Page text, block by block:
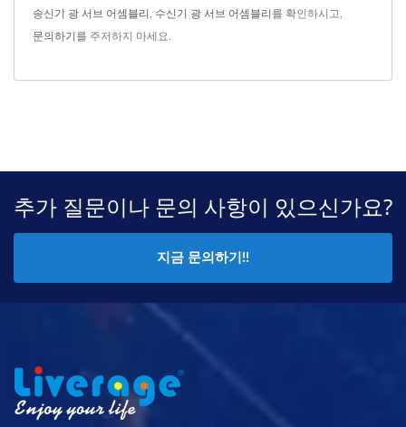
송신기 광 서브 어셈블리 수신기 광 서브 어셈블리 를 확인하시고,
문의하기 를 주저하지 마세요.
추가 질문이나 문의 사항이 있으신가요?
지금 문의하기!!